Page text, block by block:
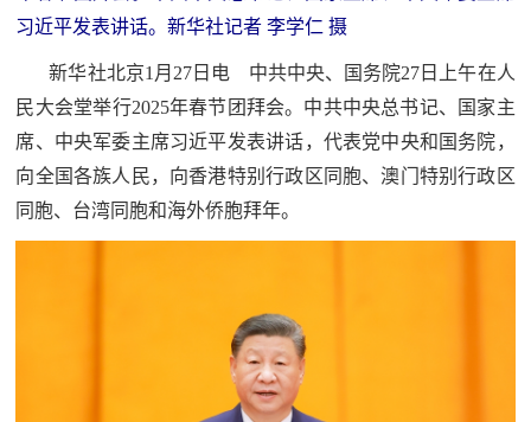
规
知
识
国
防
知
识
全
民
防
习近平发表讲话。新华社记者 李学仁 摄
新华社北京1月27日电 中共中央、国务院27日上午在人
民大会堂举行2025年春节团拜会。中共中央总书记、国家主
席、中央军委主席习近平发表讲话，代表党中央和国务院，
向全国各族人民，向香港特别行政区同胞、澳门特别行政区
同胞、台湾同胞和海外侨胞拜年。